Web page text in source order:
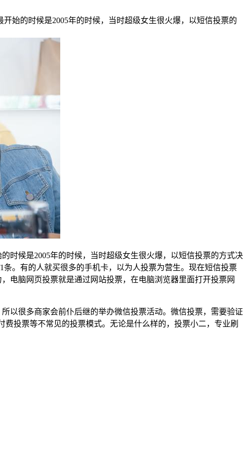
始的时候是2005年的时候，当时超级女生很火爆，以短信投票的
时候是2005年的时候，当时超级女生很火爆，以短信投票的方式决
。有的人就买很多的手机卡，以为人投票为营生。现在短信投票
电脑网页投票就是通过网站投票，在电脑浏览器里面打开投票网
以很多商家会前仆后继的举办微信投票活动。微信投票，需要验证
投票等不常见的投票模式。无论是什么样的，投票小二，专业刷